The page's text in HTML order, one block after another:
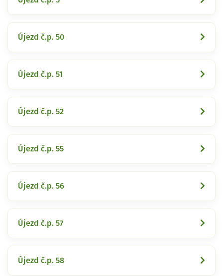
Újezd č.p. 50
Újezd č.p. 51
Újezd č.p. 52
Újezd č.p. 55
Újezd č.p. 56
Újezd č.p. 57
Újezd č.p. 58